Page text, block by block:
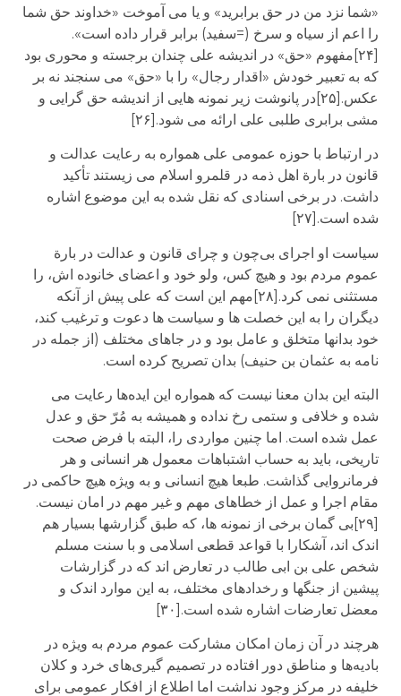
«شما نزد من در حق برابرید» و یا می آموخت «خداوند حق شما
را اعم از سیاه و سرخ (=سفید) برابر قرار داده است».
[۲۴]مفهوم «حق» در اندیشه علی چندان برجسته و محوری بود
که به تعبیر خودش «اقدار رجال» را با «حق» می سنجند نه بر
عکس.[۲۵]در پانوشت زیر نمونه هایی از اندیشه حق گرایی و
مشی برابری طلبی علی ارائه می شود.[۲۶]
در ارتباط با حوزه عمومی علی همواره به رعایت عدالت و
قانون در بارة اهل ذمه در قلمرو اسلام می زیستند تأکید
داشت. در برخی اسنادی که نقل شده به این موضوع اشاره
شده است.[۲۷]
سیاست او اجرای بی‌چون و چرای قانون و عدالت در بارة
عموم مردم بود و هیچ کس، ولو خود و اعضای خانوده اش، را
مستثنی نمی کرد.[۲۸]مهم این است که علی پیش از آنکه
دیگران را به این خصلت ها و سیاست ها دعوت و ترغیب کند،
خود بدانها متخلق و عامل بود و در جاهای مختلف (از جمله در
نامه به عثمان بن حنیف) بدان تصریح کرده است.
البته این بدان معنا نیست که همواره این ایده‌ها رعایت می
شده و خلافی و ستمی رخ نداده و همیشه به مُرّ حق و عدل
عمل شده است. اما چنین مواردی را، البته با فرض صحت
تاریخی، باید به حساب اشتباهات معمول هر انسانی و هر
فرمانروایی گذاشت. طبعا هیچ انسانی و به ویژه هیچ حاکمی در
مقام اجرا و عمل از خطاهای مهم و غیر مهم در امان نیست.
[۲۹]بی گمان برخی از نمونه ها، که طبق گزارشها بسیار هم
اندک اند، آشکارا با قواعد قطعی اسلامی و با سنت مسلم
شخص علی بن ابی طالب در تعارض اند که در گزارشات
پیشین از جنگها و رخدادهای مختلف، به این موارد اندک و
معضل تعارضات اشاره شده است.[۳۰]
هرچند در آن زمان امکان مشارکت عموم مردم به ویژه در
بادیه‌ها و مناطق دور افتاده در تصمیم گیری‌های خرد و کلان
خلیفه در مرکز وجود نداشت اما اطلاع از افکار عمومی برای